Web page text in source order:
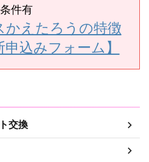
件有
かえたろうの特徴
込みフォーム】
交換